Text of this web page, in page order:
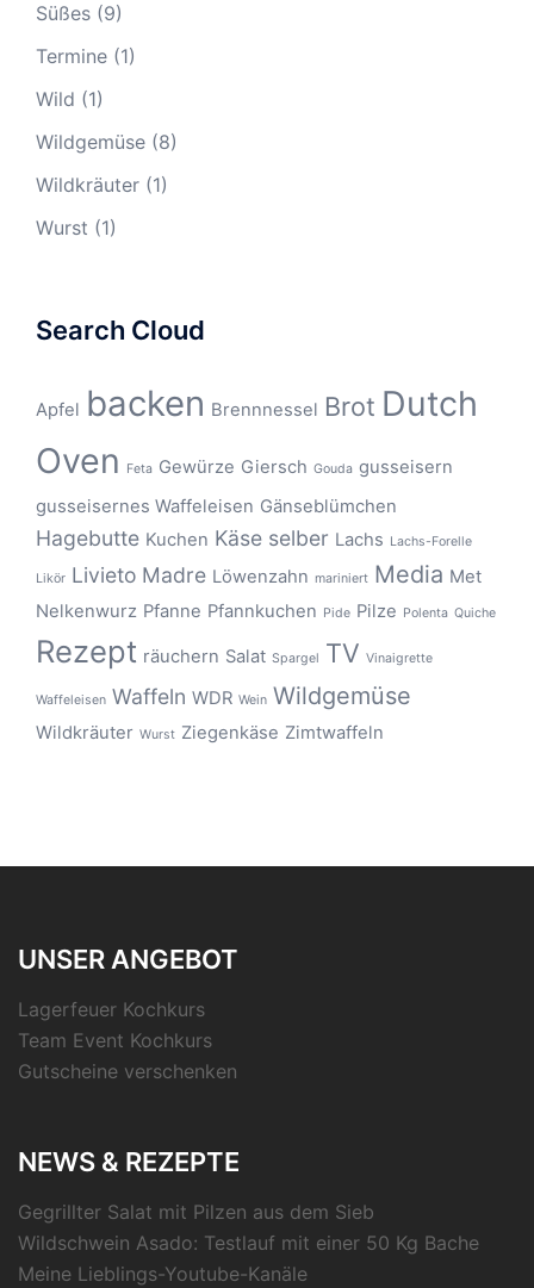
Süßes (9)
Termine (1)
Wild (1)
Wildgemüse (8)
Wildkräuter (1)
Wurst (1)
Search Cloud
Apfel backen Brennnessel Brot Dutch
Oven
Feta Gewürze Giersch Gouda gusseisern
gusseisernes Waffeleisen Gänseblümchen
Hagebutte Kuchen Käse selber Lachs Lachs-Forelle
Likör Livieto Madre Löwenzahn mariniert Media Met
Nelkenwurz Pfanne Pfannkuchen Pide Pilze Polenta Quiche
Rezept räuchern Salat Spargel TV Vinaigrette
Waffeleisen Waffeln WDR Wein Wildgemüse
Wildkräuter Wurst Ziegenkäse Zimtwaffeln
UNSER ANGEBOT
Lagerfeuer Kochkurs
Team Event Kochkurs
Gutscheine verschenken
NEWS & REZEPTE
Gegrillter Salat mit Pilzen aus dem Sieb
Wildschwein Asado: Testlauf mit einer 50 Kg Bache
Meine Lieblings-Youtube-Kanäle